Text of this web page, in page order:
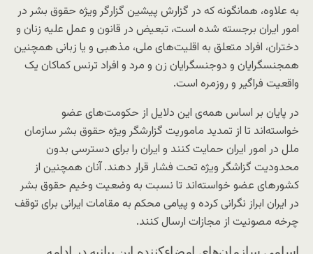
به علاوه، همانگونه که در گزارش پیشین گزارگر ویژه حقوق بشر در
امور ایران برجسته شده است، تبعیض در قانون و عمل علیه زنان و
دختران، افراد متعلق به اقلیت‌های ملی، مذهبی و یا زبانی همچنین
همجنسگرایان و دوجنسگرایان زن و مرد و افراد ترنس کماکان یک
واقعیت فراگیر و روزمره است.
در پایان بر اساس همه‌ی این دلایل از حکومت‌های عضو
خواسته‌اند تا از تمدید ماموریت گزارشگر ویژه حقوق بشر سازمان
ملل در امور ایران حمایت کنند و ایران را برای دسترسی بدون
محدودیت گزاشگر ویژه تحت فشار قرار دهند. آنان همچنین از
کشورهای عضو خواسته‌اند تا نسبت به وضعیت وخیم حقوق بشر
در ایران ابراز نگرانی کرده و پیامی محکم به مقامات ایرانی برای توقف
چرخه مصونیت از مجازات ارسال کنند.